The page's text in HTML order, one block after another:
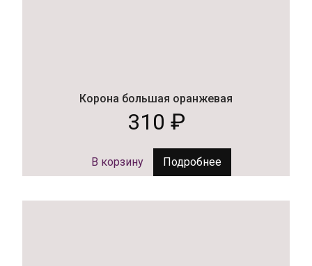
Корона большая оранжевая
310 ₽
В корзину Подробнее